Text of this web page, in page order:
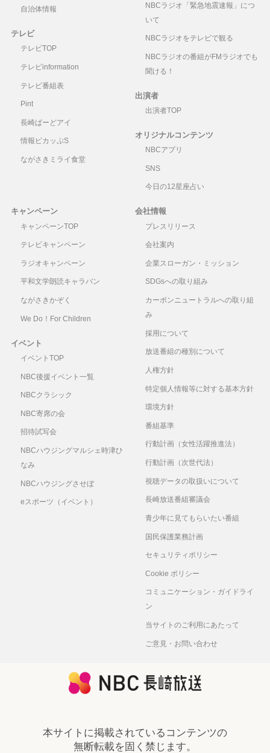
自治体情報
テレビ
テレビTOP
テレビinformation
テレビ番組表
Pint
長崎ばーどアイ
情報ピカッぷS
ながさきミライ食堂
NBCラジオ「緊急地震速報」につ
いて
NBCラジオをテレビで観る
NBCラジオの番組がFMラジオでも
聞ける！
出演者
出演者TOP
オリジナルコンテンツ
NBCアプリ
SNS
今日の12星座占い
キャンペーン
キャンペーンTOP
テレビキャンペーン
ラジオキャンペーン
平和文学朗読キャラバン
ながさきかぞく
We Do！For Children
イベント
イベントTOP
NBC後援イベント一覧
NBCクラシック
NBC寄席の会
招待試写会
NBCハウジングマルシェ時津ひ
なみ
NBCハウジングさせぼ
eスポーツ（イベント）
会社情報
プレスリリース
会社案内
企業スローガン・ミッション
SDGsへの取り組み
カーボンニュートラルへの取り組
み
採用について
放送番組の種別について
人権方針
特定個人情報等に対する基本方針
環境方針
番組基準
行動計画（女性活躍推進法）
行動計画（次世代法）
視聴データの取扱いについて
長崎放送番組審議会
青少年に見てもらいたい番組
国民保護業務計画
セキュリティポリシー
Cookie ポリシー
コミュニケーション・ガイドライ
ン
当サイトのご利用にあたって
ご意見・お問い合わせ
本サイトに掲載されているコンテンツの
無断転載を固く禁じます。